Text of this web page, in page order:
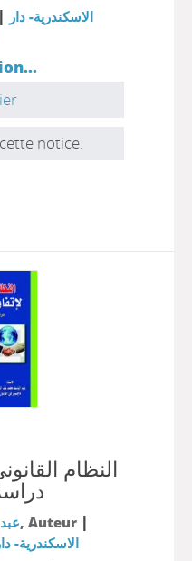
| الاسكندرية- دار
notice.
النظام
, Auteur |
الاسكندرية-